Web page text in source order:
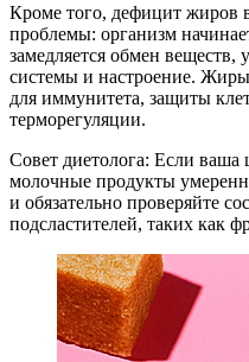
Кроме того, дефицит жиров
проблемы: организм
замедляется обмен веществ,
системы и настроение.
для иммунитета, защиты
терморегуляции.
Совет диетолога: Если ваша
молочные продукты
и обязательно проверяйте
подсластителей, таких как